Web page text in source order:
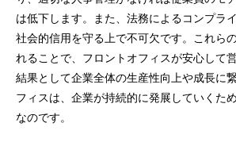
は低下します。また、法務によるコンプラ
社会的信用を守る上で不可欠です。これら
れることで、フロントオフィスが安心して
結果として企業全体の生産性向上や成長に
フィスは、企業が持続的に発展していくた
なのです。